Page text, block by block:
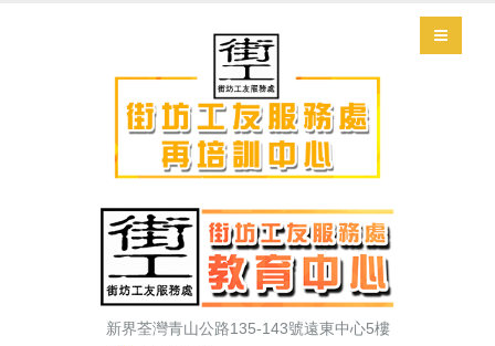
新界荃灣青山公路135-143號遠東中心5樓